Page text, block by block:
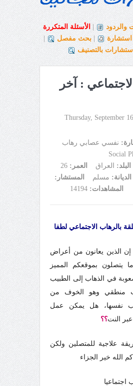
والردود
الأسئلة المتكررة
بحث مفصل
بالتصنيف
: آخر
Thursday, September 16,
نفسي عصابي رهاب
البلد: العراق العمر: 26
الديانة: مسلم
المستشار:
المشاهدات: 14194
بالرهاب الاجتماعي لطفا
إن الذين يعانون من أعراض
ما يتصلون بموقعكم المميز
في الذهاب إلى الطبيب
منطقي وهو الخوف من
نفسها، هل يمكن عمل
النت؟؟
علاجية للمتصلين ولكن
الله خير الجزاء
اجتماعيا